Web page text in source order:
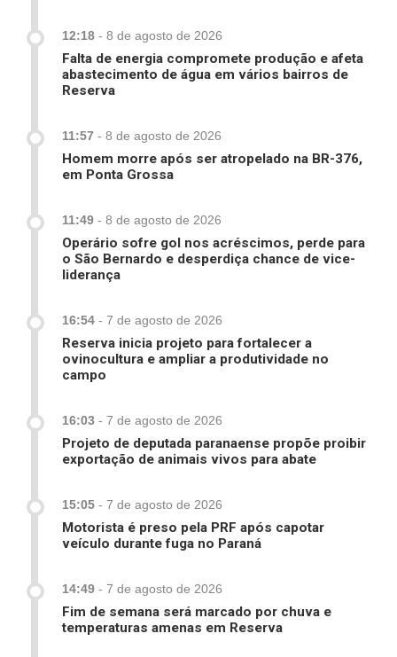
12:18 - 8 de agosto de 2026
Falta de energia compromete produção e afeta
abastecimento de água em vários bairros de
Reserva
11:57 - 8 de agosto de 2026
Homem morre após ser atropelado na BR-376,
em Ponta Grossa
11:49 - 8 de agosto de 2026
Operário sofre gol nos acréscimos, perde para
o São Bernardo e desperdiça chance de vice-
liderança
16:54 - 7 de agosto de 2026
Reserva inicia projeto para fortalecer a
ovinocultura e ampliar a produtividade no
campo
16:03 - 7 de agosto de 2026
Projeto de deputada paranaense propõe proibir
exportação de animais vivos para abate
15:05 - 7 de agosto de 2026
Motorista é preso pela PRF após capotar
veículo durante fuga no Paraná
14:49 - 7 de agosto de 2026
Fim de semana será marcado por chuva e
temperaturas amenas em Reserva